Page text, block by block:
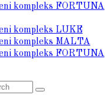
kompleks FORTUNA
kompleks LUKE
kompleks MALTA
kompleks FORTUNA